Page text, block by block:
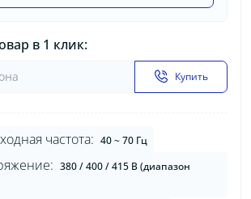
в 1 клик:
Купить
частота: 40 ~ 70 Гц
380 / 400 / 415 В (диапазон